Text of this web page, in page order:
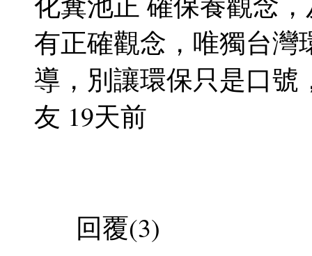
有正確觀念，唯獨台灣
導，別讓環保只是口號
友 19天前
回覆(3)